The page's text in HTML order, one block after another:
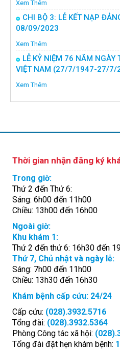
Xem Thêm
CHI BỘ 3: LỄ KẾT NẠP
08/09/2023
Xem Thêm
LỄ KỶ NIỆM 76 NĂM NGÀY
VIỆT NAM (27/7/1947-27/7/
Xem Thêm
Thời gian nhận đăng ký
Trong giờ:
Thứ 2 đến Thứ 6:
Sáng: 6h00 đến 11h00
Chiều: 13h00 đến 16h00
Ngoài giờ:
Khu khám 1:
Thứ 2 đến thứ 6: 16h30 đến
Thứ 7, Chủ nhật và ngày lễ:
Sáng: 7h00 đến 11h00
Chiều: 13h30 đến 16h30
Khám bệnh cấp cứu: 24/24
Cấp cứu: (028).3932.5716
Tổng đài: (028).3932.5364
Phòng Công tác xã hội:
Tổng đài đặt hẹn khám bệnh: